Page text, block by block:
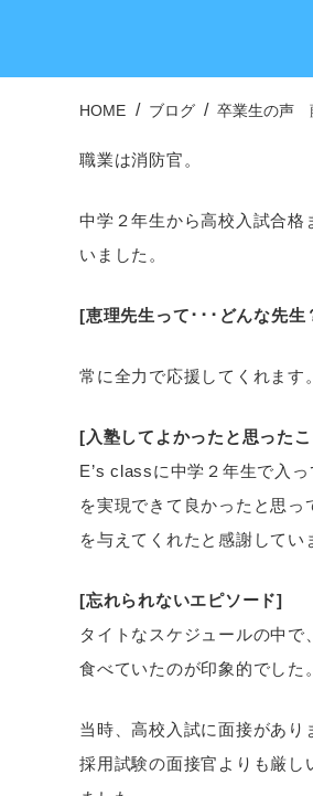
HOME ブログ 卒業生の声
職業は消防官。
中学２年生から高校入試合格
いました。
[恵理先生って･･･どんな先生
常に全力で応援してくれます
[入塾してよかったと思った
E’s classに中学２年生で入
を実現できて良かったと思
を与えてくれたと感謝してい
[忘れられないエピソード]
タイトなスケジュールの中
食べていたのが印象的でした。
当時、高校入試に面接があ
採用試験の面接官よりも厳し